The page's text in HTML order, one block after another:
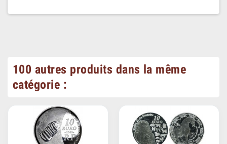
100 autres produits dans la même
catégorie :